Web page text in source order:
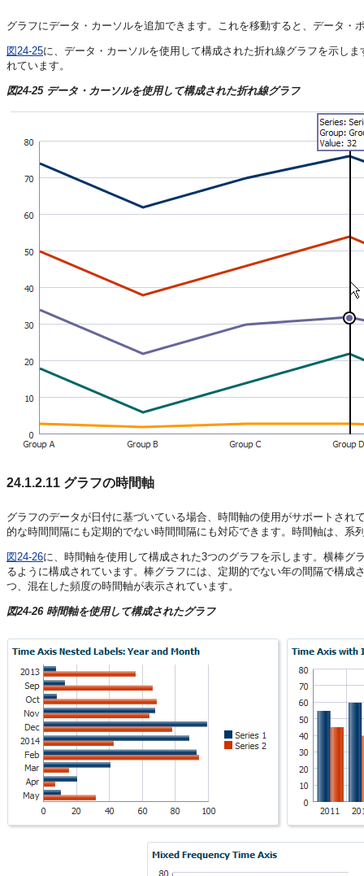
グラフにデータ・カーソルを追加できます。これを移動すると、データ・
図24-25に、データ・カーソルを使用して構成された折れ線グラフを示し
れています。
図24-25 データ・カーソルを使用して構成された折れ線グラフ
24.1.2.11 グラフの時間軸
グラフのデータが日付に基づいている場合、時間軸の使用がサポートさ
的な時間間隔にも定期的でない時間間隔にも対応できます。時間軸は、
図24-26に、時間軸を使用して構成された3つのグラフを示します。横棒
るように構成されています。棒グラフには、定期的でない年の間隔で構
つ、混在した頻度の時間軸が表示されています。
図24-26 時間軸を使用して構成されたグラフ